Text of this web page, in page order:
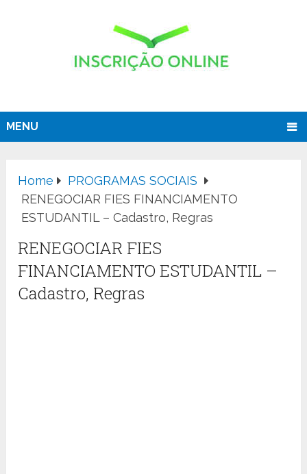
MENU
Home
PROGRAMAS SOCIAIS
RENEGOCIAR FIES FINANCIAMENTO
ESTUDANTIL – Cadastro, Regras
RENEGOCIAR FIES
FINANCIAMENTO ESTUDANTIL –
Cadastro, Regras